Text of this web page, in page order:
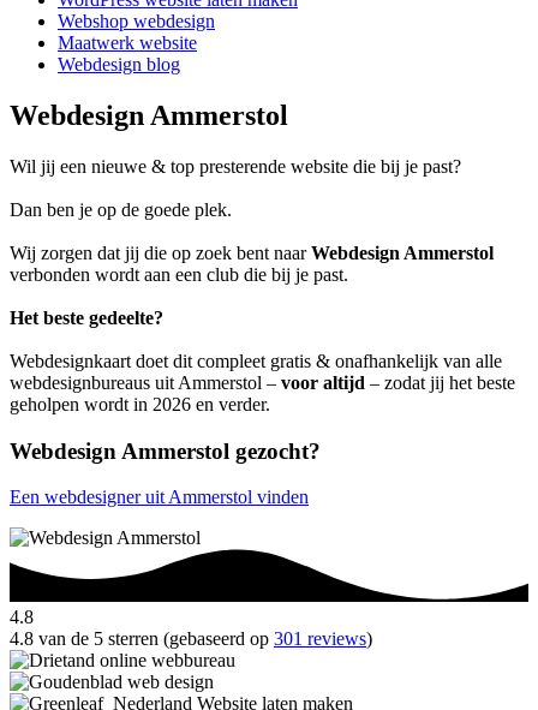
Webshop webdesign
Maatwerk website
Webdesign blog
Webdesign Ammerstol
Wil jij een nieuwe & top presterende website die bij je past?
Dan ben je op de goede plek.
Wij zorgen dat jij die op zoek bent naarWebdesign Ammerstol
verbonden wordt aan een club die bij je past.
Het beste gedeelte?
Webdesignkaart doet dit compleet gratis & onafhankelijk van alle
webdesignbureaus uit Ammerstol – voor altijd – zodat jij het beste
geholpen wordt in 2026 en verder.
Webdesign Ammerstol gezocht?
Een webdesigner uit Ammerstol vinden
4.8
4.8 van de 5 sterren (gebaseerd op 301 reviews)